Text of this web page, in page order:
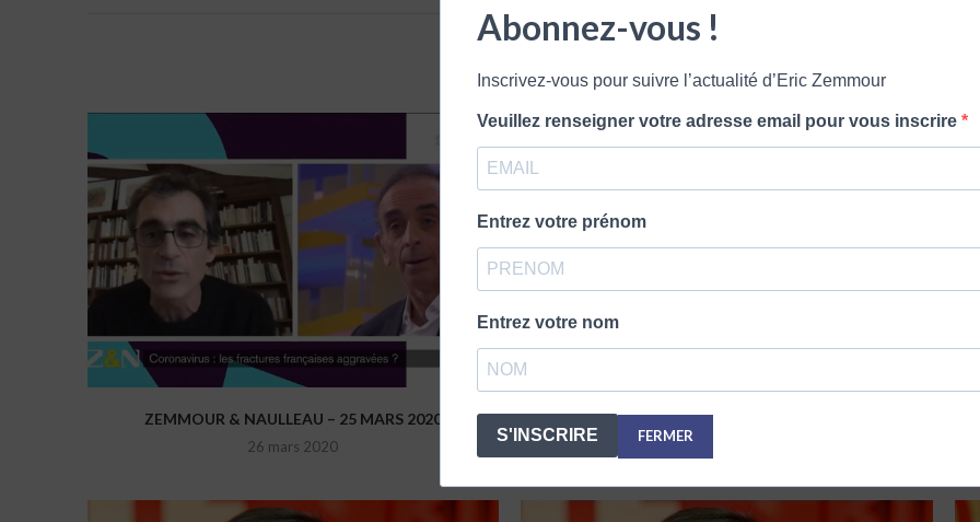
VOUS POURRIEZ AUSSI APPRECIER
ZEMMOUR & NAULLEAU – 25 MARS 2020
26 mars 2020
ZEMMOUR & NAULLEAU – 7 DÉCEMBRE 2016
8 décembre 2016
Abonnez-vous !
Inscrivez-vous pour suivre l’actualité d’Eric Zemmour
Veuillez renseigner votre adresse email pour vous inscrire
Entrez votre prénom
Entrez votre nom
S'INSCRIRE FERMER